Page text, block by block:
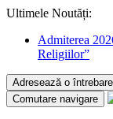
Ultimele Noutăți:
Admiterea
Religiilor”
Adresează o
Comutare navigare